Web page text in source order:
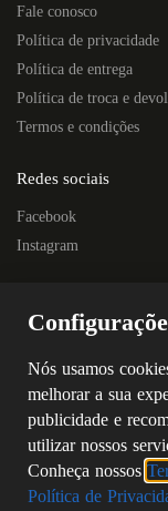
Fale conosco
Política de privacidade
Política de entrega
Política de troca e
Termos e condições
Redes sociais
Facebook
Instagram
Rua Quintino
Próximo à Escola Prof.
CEP: 89802-250
(49) 3323-4687
(49) 98805-5869
Nós usamos
melhorar a sua
publicidade e
utilizar nossos
Conheça nossos
Política de